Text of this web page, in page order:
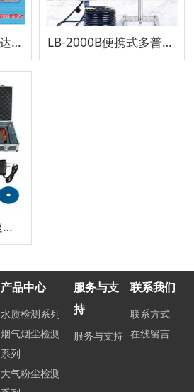
LB-60手持式电波雷达流速仪 LB-2000B便携式多普勒流速流量仪
LB-JCM2便携式流速流量测定仪
产品中心
水质检测系列
烟气烟尘检测
系列
大气粉尘检测
服务与支
持
服务与支持
联系我们
联系方式
在线留言